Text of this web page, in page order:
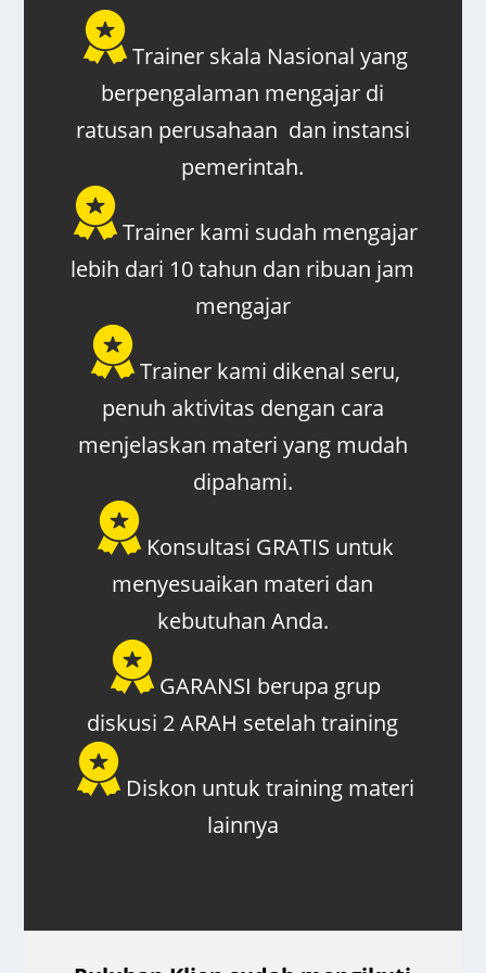
Trainer skala Nasional yang
berpengalaman mengajar di
ratusan perusahaan dan instansi
pemerintah.
Trainer kami sudah mengajar
lebih dari 10 tahun dan ribuan jam
mengajar
Trainer kami dikenal seru,
penuh aktivitas dengan cara
menjelaskan materi yang mudah
dipahami.
Konsultasi GRATIS untuk
menyesuaikan materi dan
kebutuhan Anda.
GARANSI berupa grup
diskusi 2 ARAH setelah training
Diskon untuk training materi
lainnya